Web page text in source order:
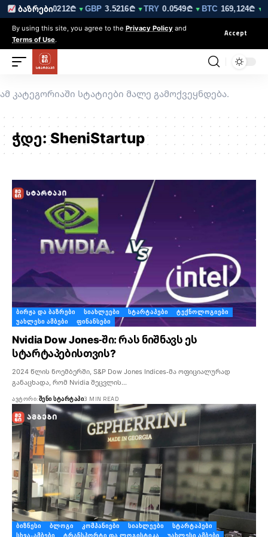
ბაზრები
▼EUR3.0212₾▼GBP3.5216₾▼TRY0.0549₾▼BTC169,124₾▼
By using this site, you agree to the Privacy Policy and
Terms of Use.
Accept
ამ კატეგორიაში სტატიები მალე გამოქვეყნდება.
ჭდე:SheniStartup
ᲑᲘᲠᲟᲐ ᲓᲐ ᲑᲐᲖᲠᲔᲑᲘ ᲡᲘᲐᲮᲚᲔᲔᲑᲘ ᲡᲢᲐᲠᲢᲐᲞᲔᲑᲘ
ᲢᲔᲥᲜᲝᲚᲝᲒᲘᲔᲑᲘ
ᲣᲐᲮᲚᲔᲡᲘ ᲐᲛᲑᲔᲑᲘ
ᲤᲘᲜᲐᲜᲡᲔᲑᲘ
Nvidia Dow Jones-ში: რას ნიშნავს ეს
სტარტაპებისთვის?
2024 წლის ნოემბერში, S&P Dow Jones Indices-მა ოფიციალურად
განაცხადა, რომ Nvidia შეცვლის…
ᲐᲕᲢᲝᲠᲘ:ᲨᲔᲜᲘ ᲡᲢᲐᲠᲢᲐᲞᲘ3 MIN READ
ᲑᲘᲖᲜᲔᲡᲘ ᲑᲚᲝᲒᲘ ᲙᲝᲛᲞᲐᲜᲘᲔᲑᲘ ᲡᲘᲐᲮᲚᲔᲔᲑᲘ
ᲡᲢᲐᲠᲢᲐᲞᲔᲑᲘ